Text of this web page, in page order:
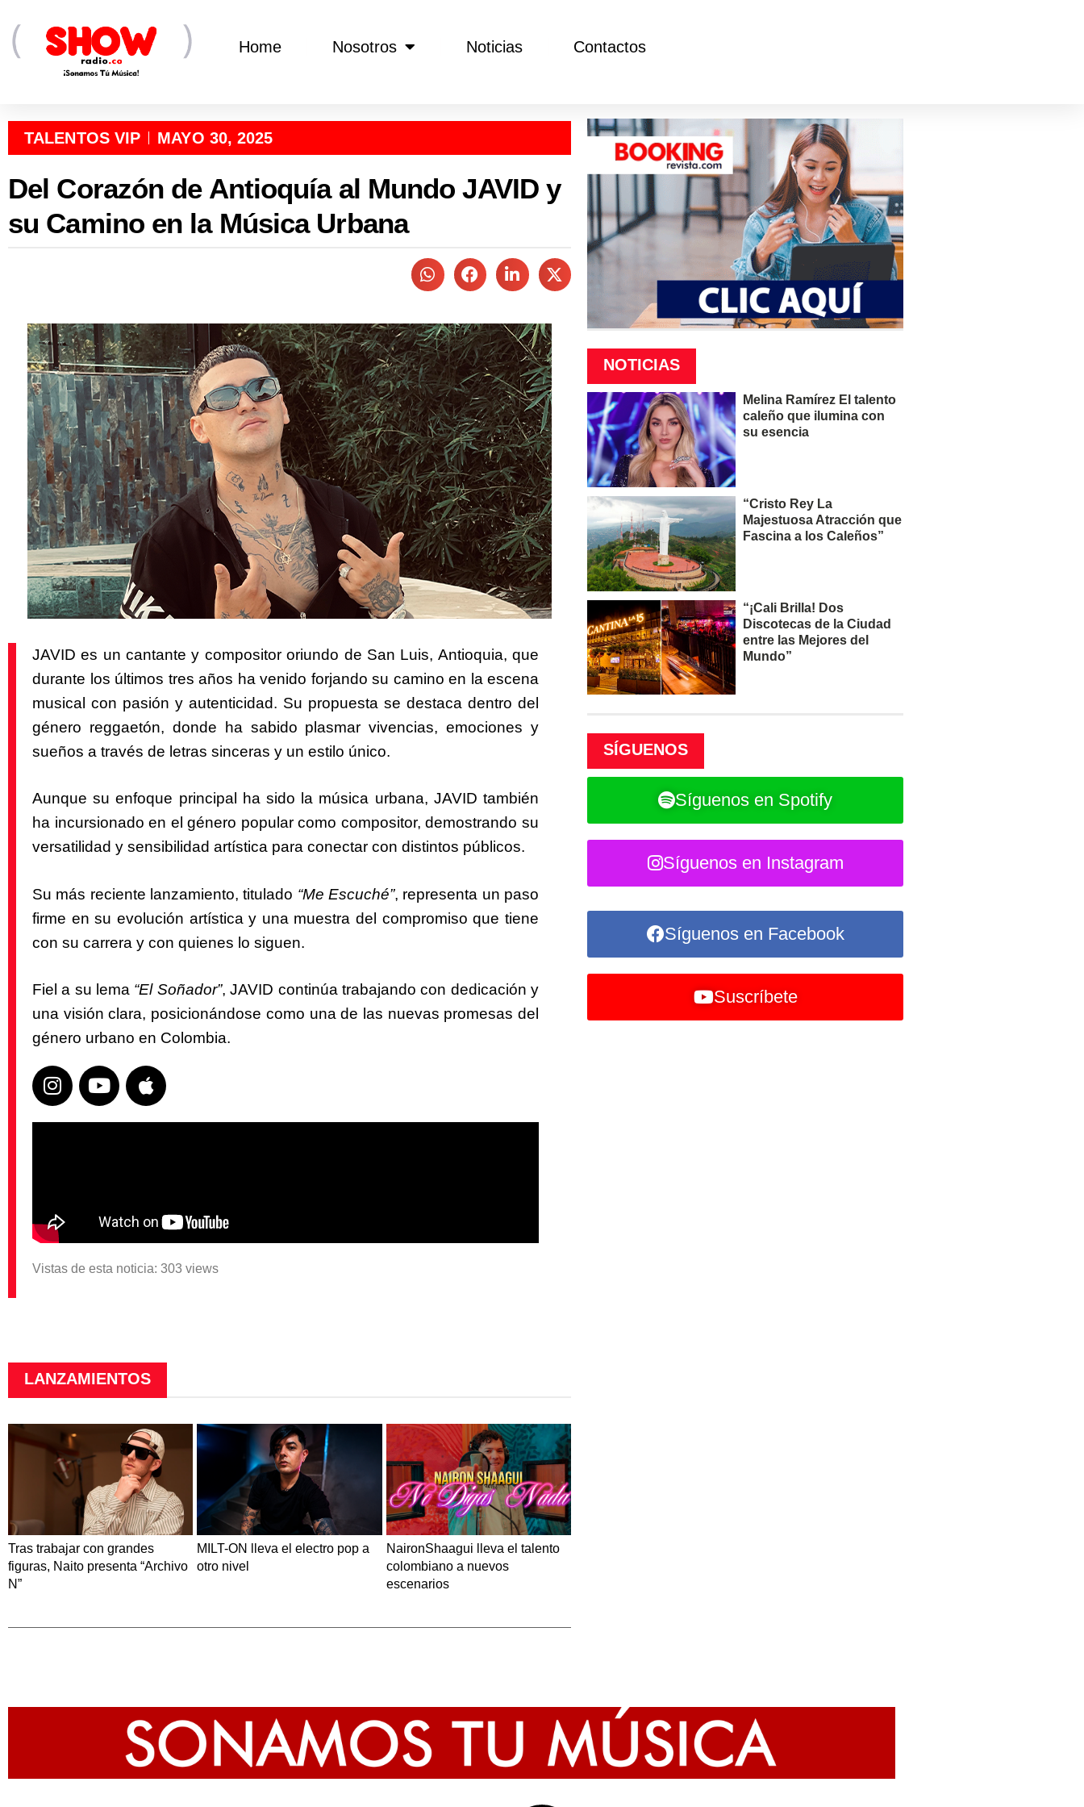
Home Nosotros Noticias Contactos
TALENTOS VIP MAYO 30, 2025
Del Corazón de Antioquía al Mundo JAVID y
su Camino en la Música Urbana
JAVID es un cantante y compositor oriundo de San Luis, Antioquia, que
durante los últimos tres años ha venido forjando su camino en la escena
musical con pasión y autenticidad. Su propuesta se destaca dentro del
género reggaetón, donde ha sabido plasmar vivencias, emociones y
sueños a través de letras sinceras y un estilo único.
Aunque su enfoque principal ha sido la música urbana, JAVID también
ha incursionado en el género popular como compositor, demostrando su
versatilidad y sensibilidad artística para conectar con distintos públicos.
Su más reciente lanzamiento, titulado “Me Escuché”, representa un paso
firme en su evolución artística y una muestra del compromiso que tiene
con su carrera y con quienes lo siguen.
Fiel a su lema “El Soñador”, JAVID continúa trabajando con dedicación y
una visión clara, posicionándose como una de las nuevas promesas del
género urbano en Colombia.
Vistas de esta noticia: 303 views
LANZAMIENTOS
Tras trabajar con grandes
figuras, Naito presenta “Archivo
N”
MILT-ON lleva el electro pop a
otro nivel
NaironShaagui lleva el talento
colombiano a nuevos
escenarios
NOTICIAS
Melina Ramírez El talento
caleño que ilumina con
su esencia
“Cristo Rey La
Majestuosa Atracción que
Fascina a los Caleños”
“¡Cali Brilla! Dos
Discotecas de la Ciudad
entre las Mejores del
Mundo”
SÍGUENOS
Síguenos en Spotify
Síguenos en Instagram
Síguenos en Facebook
Suscríbete